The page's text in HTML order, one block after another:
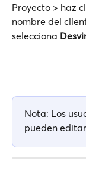
Proyecto > haz
nombre del
selecciona
Nota: Los
pueden